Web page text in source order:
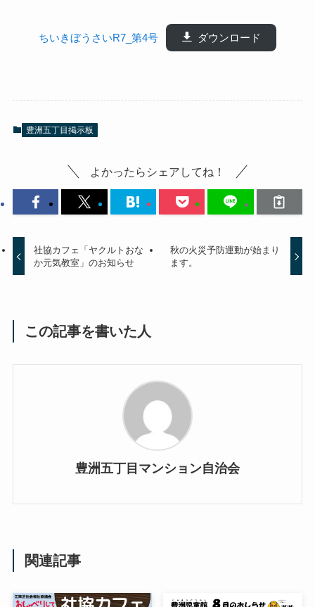
ちいきぼうさいR7_第4号 ダウンロード
豊洲五丁目掲示板
よかったらシェアしてね！
社協カフェ「ヤクルトおな
か元気教室」のお知らせ
秋の火災予防運動が始まり
ます。
この記事を書いた人
豊洲五丁目マンション自治会
関連記事